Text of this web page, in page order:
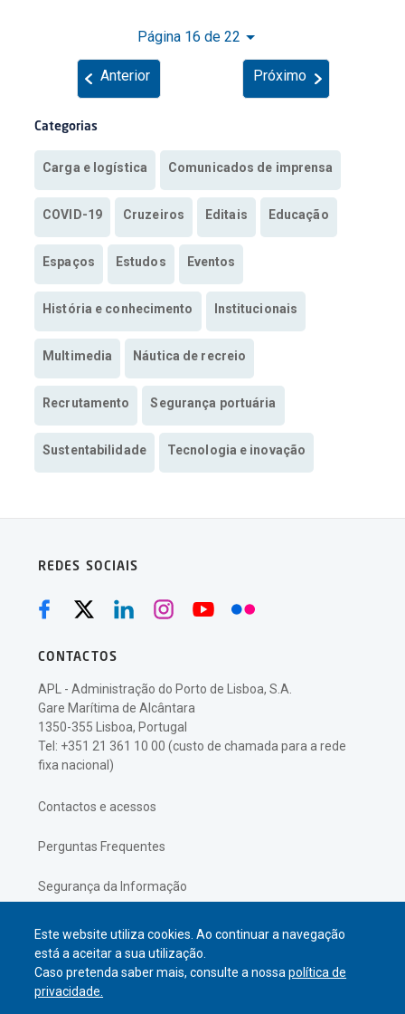
Este website utiliza cookies. Ao continuar a navegação
está a aceitar a sua utilização.
Caso pretenda saber mais, consulte a nossapolítica de
privacidade.
Página 16 de 22
Anterior Próximo
Categorias
Carga e logística Comunicados de imprensa
COVID-19 Cruzeiros Editais Educação
Espaços Estudos Eventos
História e conhecimento Institucionais
Multimedia Náutica de recreio
Recrutamento Segurança portuária
Sustentabilidade Tecnologia e inovação
REDES SOCIAIS
CONTACTOS
APL - Administração do Porto de Lisboa, S.A.
Gare Marítima de Alcântara
1350-355 Lisboa, Portugal
Tel: +351 21 361 10 00 (custo de chamada para a rede
fixa nacional)
Contactos e acessos
Perguntas Frequentes
Segurança da Informação
Política de Privacidade